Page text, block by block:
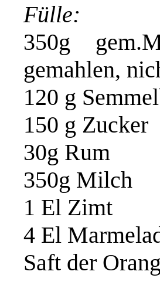
Fülle:
350g
gemahlen,
120 g
150 g Zucker
30g Rum
350g Milch
1 El Zimt
4 El
Saft der